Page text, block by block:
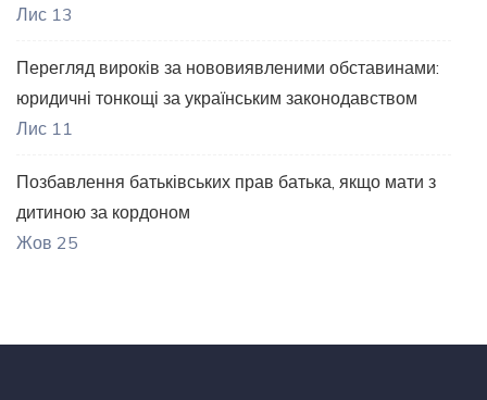
Лис 13
Перегляд вироків за нововиявленими обставинами:
юридичні тонкощі за українським законодавством
Лис 11
Позбавлення батьківських прав батька, якщо мати з
дитиною за кордоном
Жов 25